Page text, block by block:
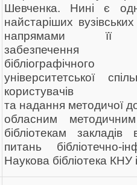
Шевченка. Нині є
найстаріших
напрямами її
забезпечення
університетської
користувачів
та надання методичої
обласним
бібліотекам
питань бібліотечно-
Наукова бібліотека КНУ